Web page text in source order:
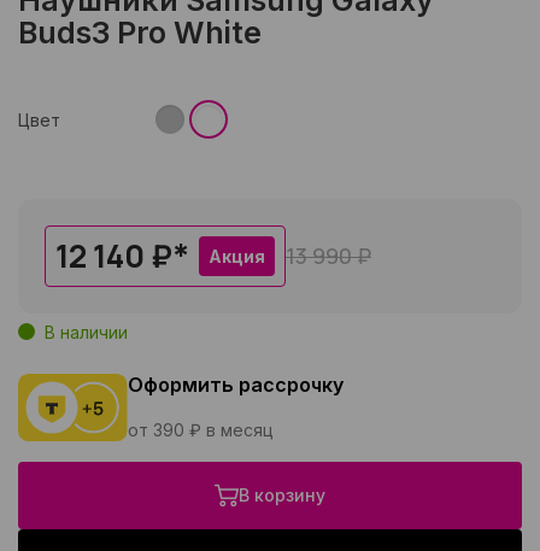
Buds3 Pro White
Цвет
12 140 ₽* Акция 13 990 ₽
В наличии
Оформить рассрочку
от 390 ₽ в месяц
В корзину